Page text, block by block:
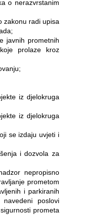
o nerazvrstanim
zakonu radi upisa
javnih prometnih
prolaze kroz
iz djelokruga
iz djelokruga
se izdaju uvjeti i
i dozvola za
nepropisno
prometom
i parkiranih
poslovi
prometa